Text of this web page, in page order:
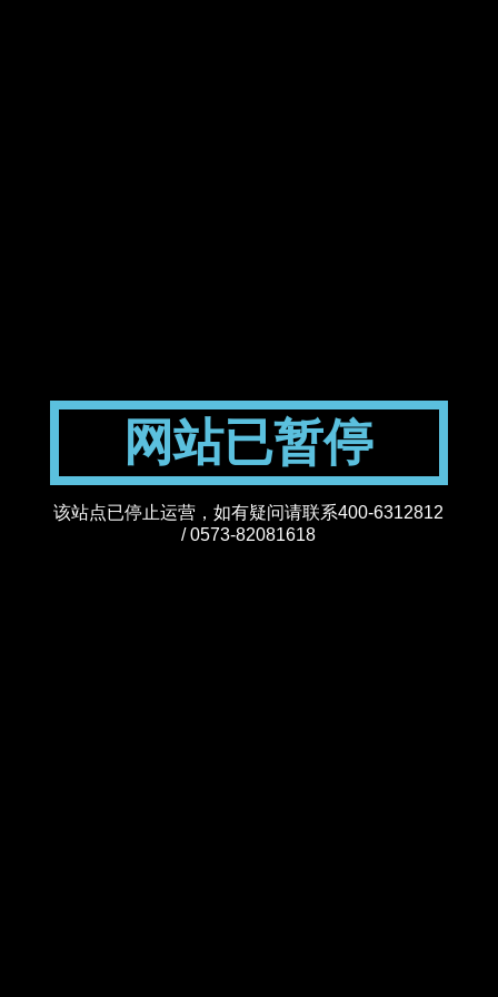
网站已暂停
该站点已停止运营，如有疑问请联系400-6312812
/ 0573-82081618